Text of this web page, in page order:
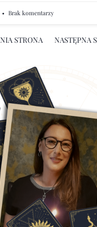
Brak komentarzy
STRONA NASTĘPNA